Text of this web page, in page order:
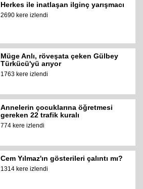
Herkes ile inatlaşan ilginç yarışmacı
2690 kere izlendi
Müge Anlı, röveşata çeken Gülbey
Türkücü'yü arıyor
1763 kere izlendi
Annelerin çocuklarına öğretmesi
gereken 22 trafik kuralı
774 kere izlendi
Cem Yılmaz'ın gösterileri çalıntı mı?
1314 kere izlendi